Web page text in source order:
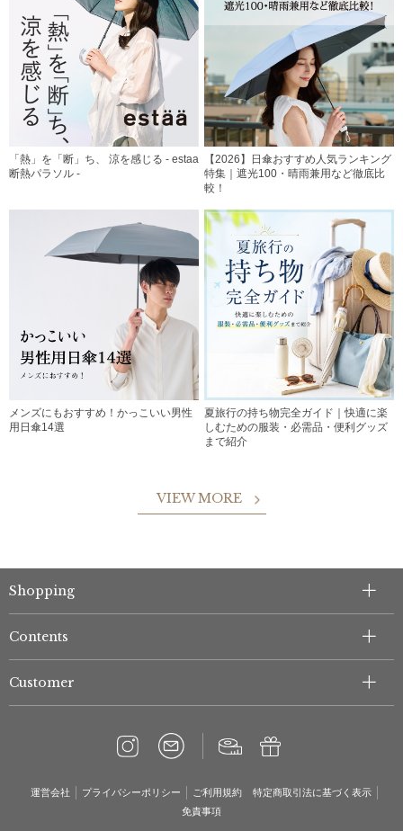
「熱」を「断」ち、 涼を感じる - estaa
断熱パラソル -
【2026】日傘おすすめ人気ランキング
特集｜遮光100・晴雨兼用など徹底比
較！
メンズにもおすすめ！かっこいい男性
用日傘14選
夏旅行の持ち物完全ガイド｜快適に楽
しむための服装・必需品・便利グッズ
まで紹介
VIEW MORE
Shopping
Contents
Customer
運営会社 プライバシーポリシー ご利用規約
特定商取引法に基づく表示
免責事項